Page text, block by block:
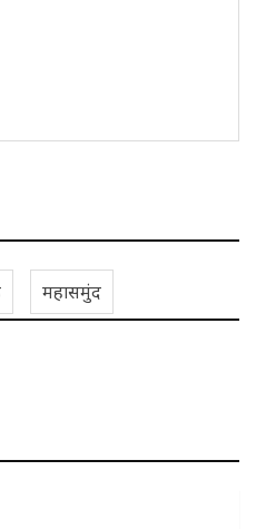
महासमुंद